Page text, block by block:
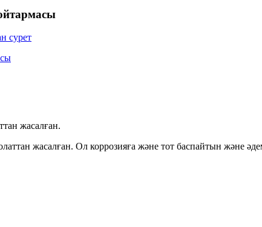
жасалған.
жасалған. Ол коррозияға және тот баспайтын және